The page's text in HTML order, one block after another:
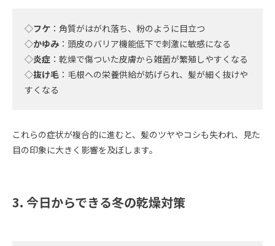
◇フケ ：角質がはがれ落ち、粉のように目立つ
◇かゆみ ：頭皮のバリア機能低下で刺激に敏感になる
◇炎症 ：乾燥で傷ついた皮膚から雑菌が繁殖しやすくなる
◇抜け毛 ：毛根への栄養供給が妨げられ、髪が細く抜けや
すくなる
これらの症状が複合的に進むと、髪のツヤやコシも失われ、見た
目の印象に大きく影響を及ぼします。
3. 今日からできる冬の乾燥対策